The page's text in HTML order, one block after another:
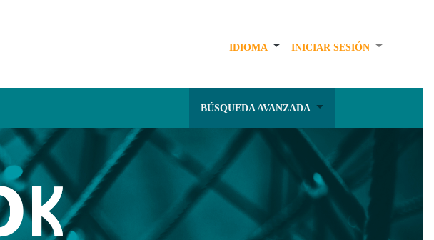
IDIOMA INICIAR SESIÓN
BÚSQUEDA AVANZADA